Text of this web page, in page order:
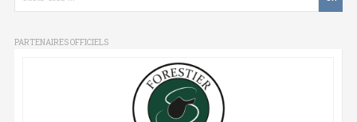
PARTENAIRES OFFICIELS